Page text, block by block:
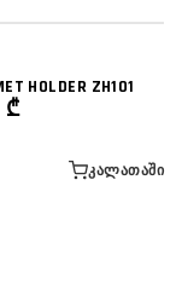
HOLDER ZH101
₾
ᲙᲐᲚᲐᲗᲐᲨᲘ